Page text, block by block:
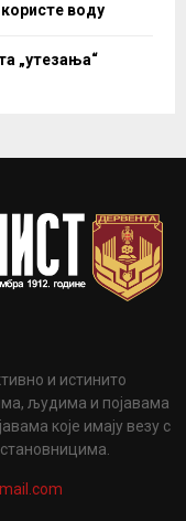
воду
„утезања“
и истинито
људима и појавама
које имају везу с